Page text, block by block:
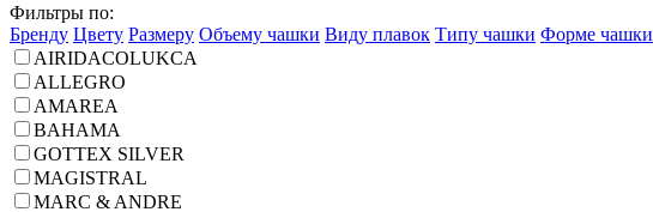
Фильтры по:
Бренду Цвету Размеру Объему чашки Виду плавок Типу чашки Форме чашки
AIRIDACOLUKCA
ALLEGRO
AMAREA
BAHAMA
GOTTEX SILVER
MAGISTRAL
MARC & ANDRE